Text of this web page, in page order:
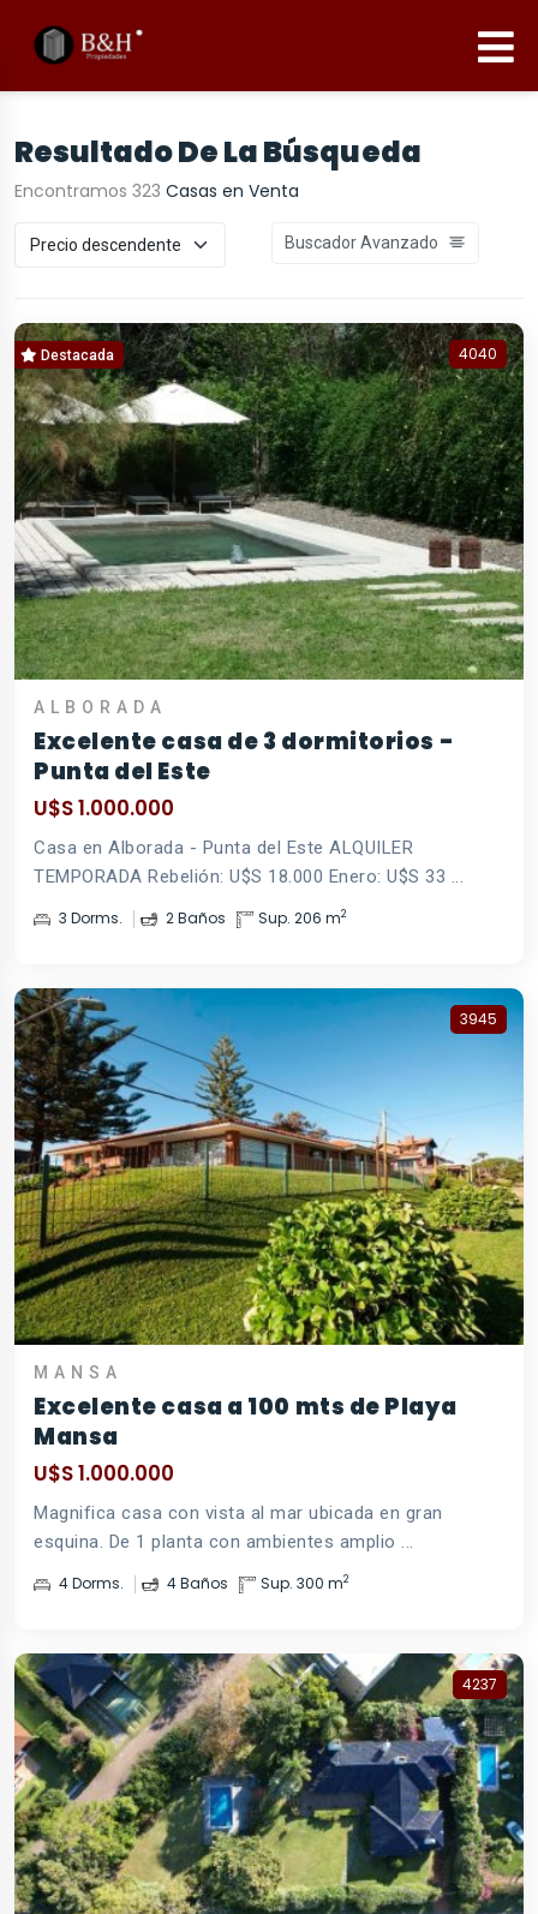
Resultado De La Búsqueda
Encontramos 323 Casas en Venta
Buscador Avanzado
Destacada 4040
ALBORADA
Excelente casa de 3 dormitorios -
Punta del Este
U$S 1.000.000
Casa en Alborada - Punta del Este ALQUILER
TEMPORADA Rebelión: U$S 18.000 Enero: U$S 33 ...
3 Dorms. 2 Baños Sup. 206 m2
3945
MANSA
Excelente casa a 100 mts de Playa
Mansa
U$S 1.000.000
Magnifica casa con vista al mar ubicada en gran
esquina. De 1 planta con ambientes amplio ...
4 Dorms. 4 Baños Sup. 300 m2
4237